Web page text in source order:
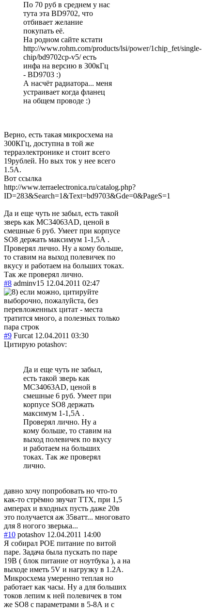
По 70 руб в среднем у нас
тута эта BD9702, что
отбивает желание
покупать её.
На родном сайте кстати
http://www.rohm.com/products/lsi/power/1chip_fet/single-
chip/bd9702cp-v5/ есть
инфа на версию в 300кГц
- BD9703 :)
А насчёт радиатора... меня
устраивает когда фланец
на общем проводе :)
Верно, есть такая микросхема на
300КГц, доступна в той же
терраэлектронике и стоит всего
19рублей. Но вых ток у нее всего
1.5А.
Вот ссылка
http://www.terraelectronica.ru/catalog.php?
ID=283&Search=1&Text=bd9703&Gde=0&PageS=1
Да и еще чуть не забыл, есть такой
зверь как MC34063AD, ценой в
смешные 6 руб. Умеет при корпусе
SO8 держать максимум 1-1,5А .
Проверял лично. Ну а кому больше,
то ставим на выход полевичек по
вкусу и работаем на больших токах.
Так же проверял лично.
#8 adminv15 12.04.2011 02:47
если можно, цитируйте
выборочно, пожалуйста, без
перевложенных цитат - места
тратится много, а полезных только
пара строк
#9 Furcat 12.04.2011 03:30
Цитирую potashov:
Да и еще чуть не забыл,
есть такой зверь как
MC34063AD, ценой в
смешные 6 руб. Умеет при
корпусе SO8 держать
максимум 1-1,5А .
Проверял лично. Ну а
кому больше, то ставим на
выход полевичек по вкусу
и работаем на больших
токах. Так же проверял
лично.
давно хочу попробовать но что-то
как-то стрёмно звучат ТТХ, при 1,5
амперах и входных пусть даже 20в
это получается аж 35ватт... многовато
для 8 ногого зверька...
#10 potashov 12.04.2011 14:00
Я собирал POE питание по витой
паре. Задача была пускать по паре
19В ( блок питание от ноутбука ), а на
выходе иметь 5V и нагрузку в 1.2А.
Микросхема умеренно теплая но
работает как часы. Ну а для больших
токов лепим к ней полевичек в том
же SO8 с параметрами в 5-8А и с